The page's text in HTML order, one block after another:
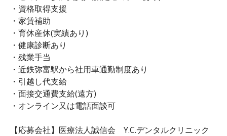
・資格取得支援
・家賃補助
・育休産休(実績あり)
・健康診断あり
・残業手当
・近鉄弥富駅から社用車通勤制度あり
・引越し代支給
・面接交通費支給(遠方)
・オンライン又は電話面談可
【応募会社】医療法人誠信会 Y.C.デンタルクリニック